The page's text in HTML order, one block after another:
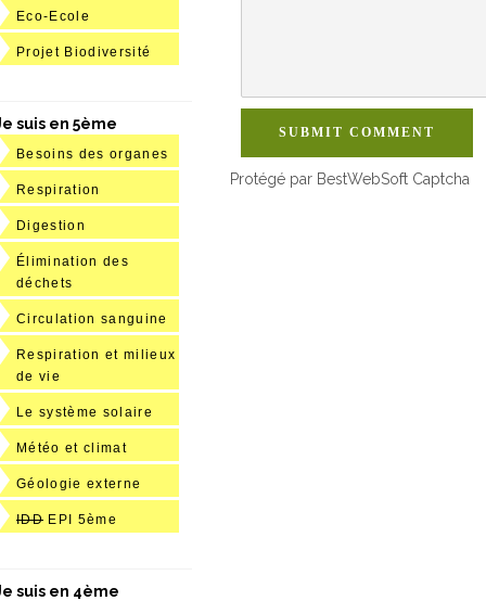
SUBMIT COMMENT
Protégé par BestWebSoft Captcha
Eco-Ecole
Projet Biodiversité
suis en 5ème
Besoins des organes
Respiration
Digestion
Élimination des
déchets
Circulation sanguine
Respiration et milieux
de vie
Le système solaire
Météo et climat
Géologie externe
IDD EPI 5ème
suis en 4ème